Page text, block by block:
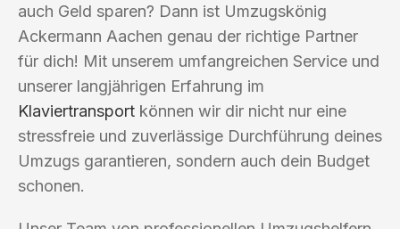
auch Geld sparen? Dann ist Umzugskönig
Ackermann Aachen genau der richtige Partner
für dich! Mit unserem umfangreichen Service und
unserer langjährigen Erfahrung im
Klaviertransport können wir dir nicht nur eine
stressfreie und zuverlässige Durchführung deines
Umzugs garantieren, sondern auch dein Budget
schonen.